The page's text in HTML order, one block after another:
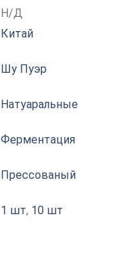
Н/Д
Китай
Шу Пуэр
Натуаральные
Ферментация
Прессованый
1 шт, 10 шт